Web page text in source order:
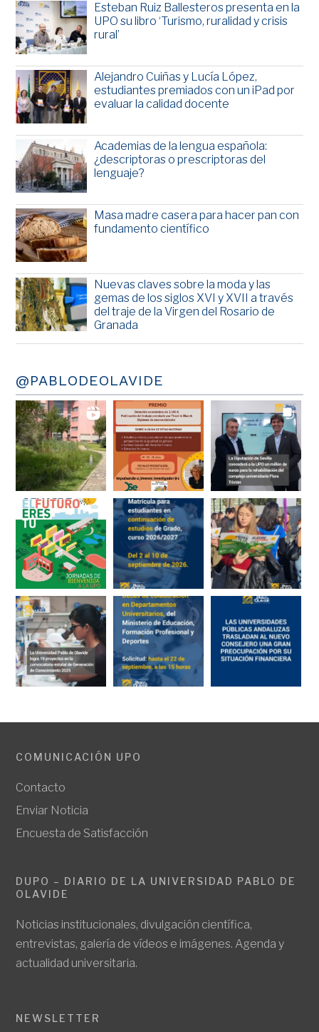
Esteban Ruiz Ballesteros presenta en la
UPO su libro ‘Turismo, ruralidad y crisis
rural’
Alejandro Cuiñas y Lucía López,
estudiantes premiados con un iPad por
evaluar la calidad docente
Academias de la lengua española:
¿descriptoras o prescriptoras del
lenguaje?
Masa madre casera para hacer pan con
fundamento científico
Nuevas claves sobre la moda y las
gemas de los siglos XVI y XVII a través
del traje de la Virgen del Rosario de
Granada
@PABLODEOLAVIDE
COMUNICACIÓN UPO
Contacto
Enviar Noticia
Encuesta de Satisfacción
DUPO – DIARIO DE LA UNIVERSIDAD PABLO DE
OLAVIDE
Noticias institucionales, divulgación científica,
entrevistas, galería de vídeos e imágenes. Agenda y
actualidad universitaria.
NEWSLETTER